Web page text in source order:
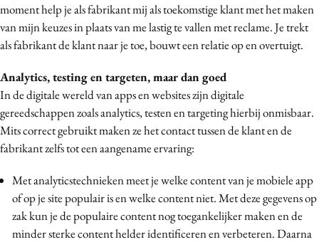
moment help je als fabrikant mij als toekomstige klant met het maken
van mijn keuzes in plaats van me lastig te vallen met reclame. Je trekt
als fabrikant de klant naar je toe, bouwt een relatie op en overtuigt.
Analytics, testing en targeten, maar dan goed
In de digitale wereld van apps en websites zijn digitale
gereedschappen zoals analytics, testen en targeting hierbij onmisbaar.
Mits correct gebruikt maken ze het contact tussen de klant en de
fabrikant zelfs tot een aangename ervaring:
Met analyticstechnieken meet je welke content van je mobiele app
of op je site populair is en welke content niet. Met deze gegevens op
zak kun je de populaire content nog toegankelijker maken en de
minder sterke content helder identificeren en verbeteren. Daarna